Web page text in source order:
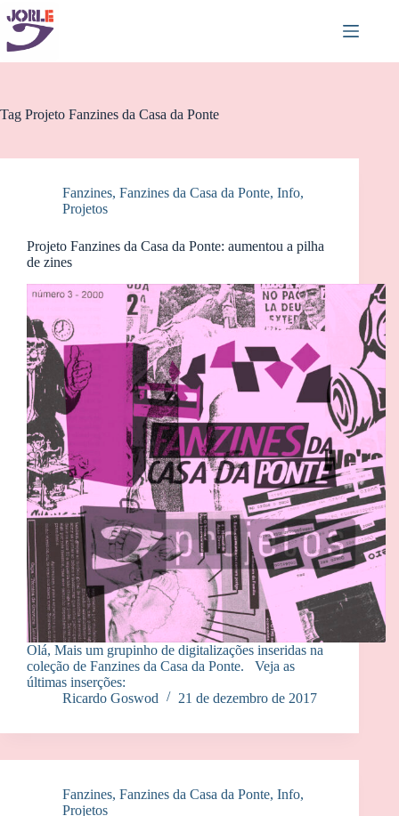
Pular
para
conteúdo
Tag Projeto Fanzines da Casa da Ponte
Fanzines, Fanzines da Casa da Ponte, Info,
Projetos
Projeto Fanzines da Casa da Ponte: aumentou a pilha
de zines
Olá, Mais um grupinho de digitalizações inseridas na
coleção de Fanzines da Casa da Ponte. Veja as
últimas inserções:
Ricardo Goswod
21 de dezembro de 2017
Fanzines, Fanzines da Casa da Ponte, Info,
Projetos